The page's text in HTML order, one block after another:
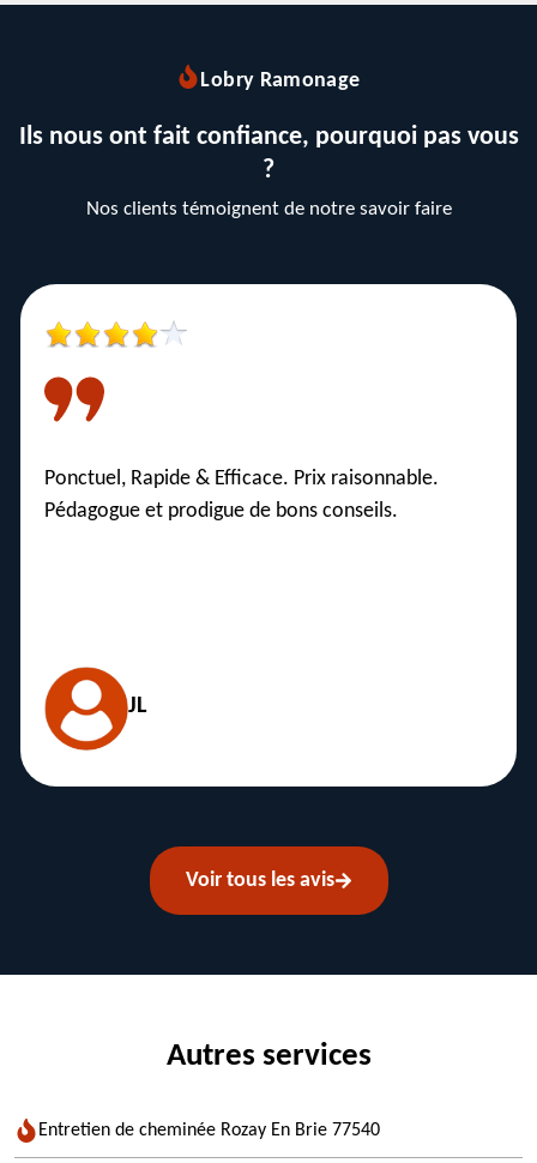
Lobry Ramonage
Ils nous ont fait confiance, pourquoi pas vous
?
Nos clients témoignent de notre savoir faire
En tant qu’artisan couvreur, j’ai eu besoin de faire le
tubage de cheminée chez un client. J’ai fait appel à
Kevin
Voir tous les avis
Autres services
Entretien de cheminée Rozay En Brie 77540